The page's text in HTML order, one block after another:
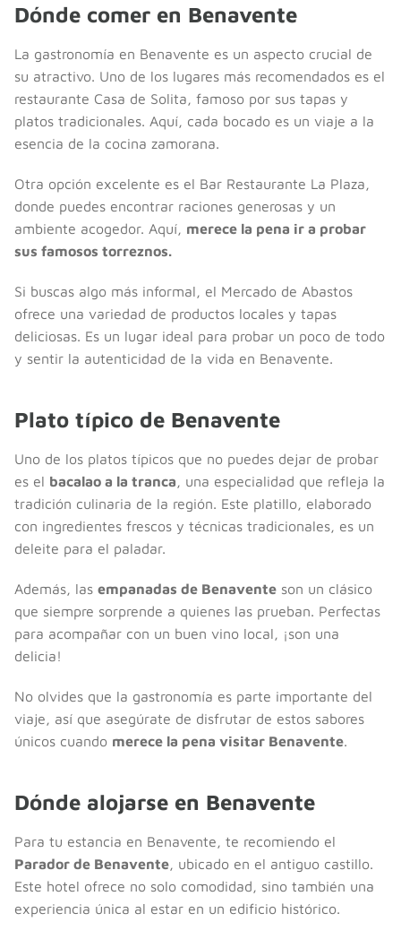
Dónde comer en Benavente
La gastronomía en Benavente es un aspecto crucial de
su atractivo. Uno de los lugares más recomendados es el
restaurante Casa de Solita, famoso por sus tapas y
platos tradicionales. Aquí, cada bocado es un viaje a la
esencia de la cocina zamorana.
Otra opción excelente es el Bar Restaurante La Plaza,
donde puedes encontrar raciones generosas y un
ambiente acogedor. Aquí, merece la pena ir a probar
sus famosos torreznos.
Si buscas algo más informal, el Mercado de Abastos
ofrece una variedad de productos locales y tapas
deliciosas. Es un lugar ideal para probar un poco de todo
y sentir la autenticidad de la vida en Benavente.
Plato típico de Benavente
Uno de los platos típicos que no puedes dejar de probar
es el bacalao a la tranca, una especialidad que refleja la
tradición culinaria de la región. Este platillo, elaborado
con ingredientes frescos y técnicas tradicionales, es un
deleite para el paladar.
Además, las empanadas de Benavente son un clásico
que siempre sorprende a quienes las prueban. Perfectas
para acompañar con un buen vino local, ¡son una
delicia!
No olvides que la gastronomía es parte importante del
viaje, así que asegúrate de disfrutar de estos sabores
únicos cuando merece la pena visitar Benavente.
Dónde alojarse en Benavente
Para tu estancia en Benavente, te recomiendo el
Parador de Benavente, ubicado en el antiguo castillo.
Este hotel ofrece no solo comodidad, sino también una
experiencia única al estar en un edificio histórico.